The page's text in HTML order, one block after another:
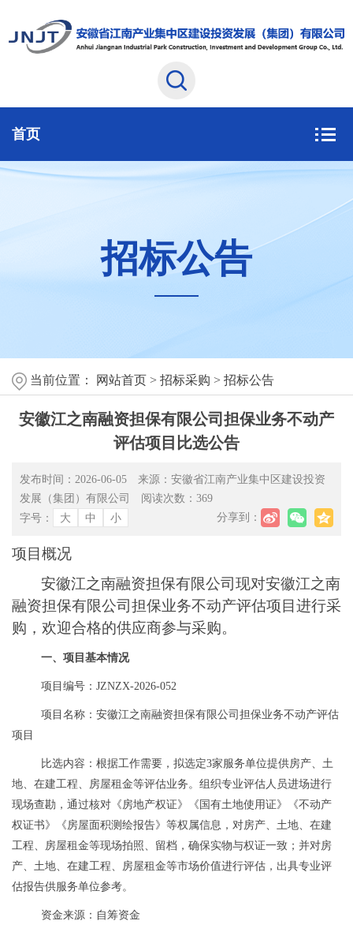
首页
招标公告
当前位置： 网站首页 > 招标采购 > 招标公告
安徽江之南融资担保有限公司担保业务不动产
评估项目比选公告
发布时间：2026-06-05
来源：安徽省江南产业集中区建设投资
发展（集团）有限公司
阅读次数： 369
分享到：
字号： 大 中 小
项目概况
安徽江之南融资担保有限公司现对安徽江之南
融资担保有限公司担保业务不动产评估项目 进行采
购 ，欢迎合格的供应商参与采购。
一、项目基本情况
项目编号：JZNZX-2026-052
项目名称：安徽江之南融资担保有限公司担保业务不动产评估
项目
比选内容：根据工作需要，拟选定3家服务单位提供房产、土
地、在建工程、房屋租金等评估业务。组织专业评估人员进场进行
现场查勘，通过核对《房地产权证》《国有土地使用证》《不动产
权证书》《房屋面积测绘报告》等权属信息，对房产、土地、在建
工程、房屋租金等现场拍照、留档，确保实物与权证一致；并对房
产、土地、在建工程、房屋租金等市场价值进行评估，出具专业评
估报告供服务单位参考。
资金来源：自筹资金